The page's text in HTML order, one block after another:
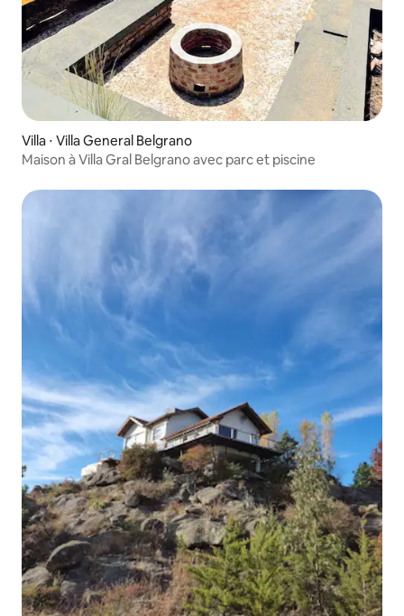
Villa ⋅ Villa General Belgrano
Maison à Villa Gral Belgrano avec parc et piscine